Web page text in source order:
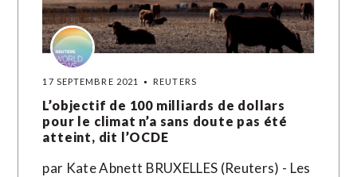
17 SEPTEMBRE 2021 REUTERS
L’objectif de 100 milliards de dollars
pour le climat n’a sans doute pas été
atteint, dit l’OCDE
par Kate Abnett BRUXELLES (Reuters) - Les